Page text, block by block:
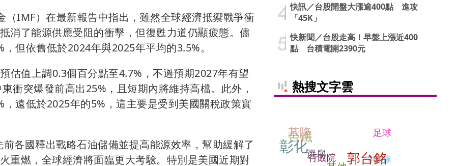
IMF）在最新報告中指出，雖然全球經濟抵禦戰爭衝
消了能源供應受阻的衝擊，但復甦力道仍顯疲態。儘
但依舊低於2024年與2025年平均的3.5%。
估值上調0.3個百分點至4.7%，不過預期2027年有望
衝突爆發前高出25%，且短期內將維持高檔。此外，
遠低於2025年的5%，這主要是受到美國關稅政策實
各國釋出戰略石油儲備並提高能源效率，幫助緩解了
重燃，全球經濟將面臨更大考驗。特別是美國近期對
快訊／台股開盤大漲逾400點 進攻
「45K」
快新聞／台股走高！早盤上漲近400
點 台積電開2390元
熱搜文字雲
台鐵
基隆
行政院 啦啦隊
彰化
足球
郭台銘
選舉